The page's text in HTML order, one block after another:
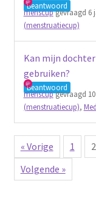
Beantwoord
menscupgevraagd 6
(menstruatiecup)
Kan mijn
gebruiken?
Beantwoord
menscupgevraagd
(menstruatiecup),
« Vorige 1 2
Volgende »